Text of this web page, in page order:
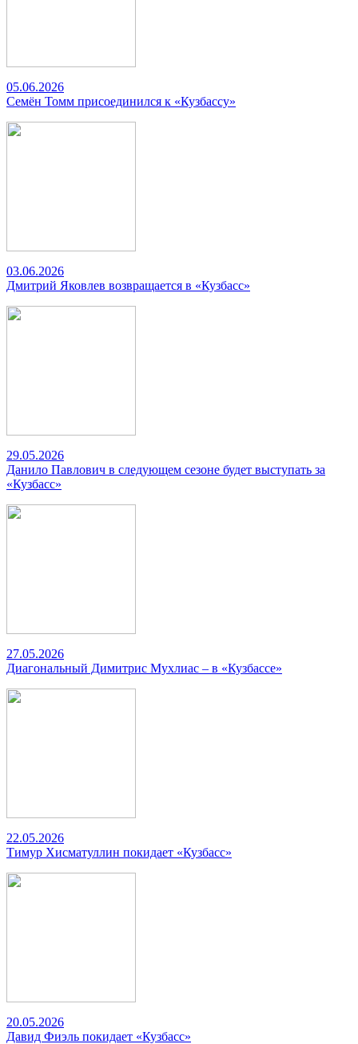
05.06.2026
Семён Томм присоединился к «Кузбассу»
03.06.2026
Дмитрий Яковлев возвращается в «Кузбасс»
29.05.2026
Данило Павлович в следующем сезоне будет выступать за
«Кузбасс»
27.05.2026
Диагональный Димитрис Мухлиас – в «Кузбассе»
22.05.2026
Тимур Хисматуллин покидает «Кузбасс»
20.05.2026
Давид Фиэль покидает «Кузбасс»